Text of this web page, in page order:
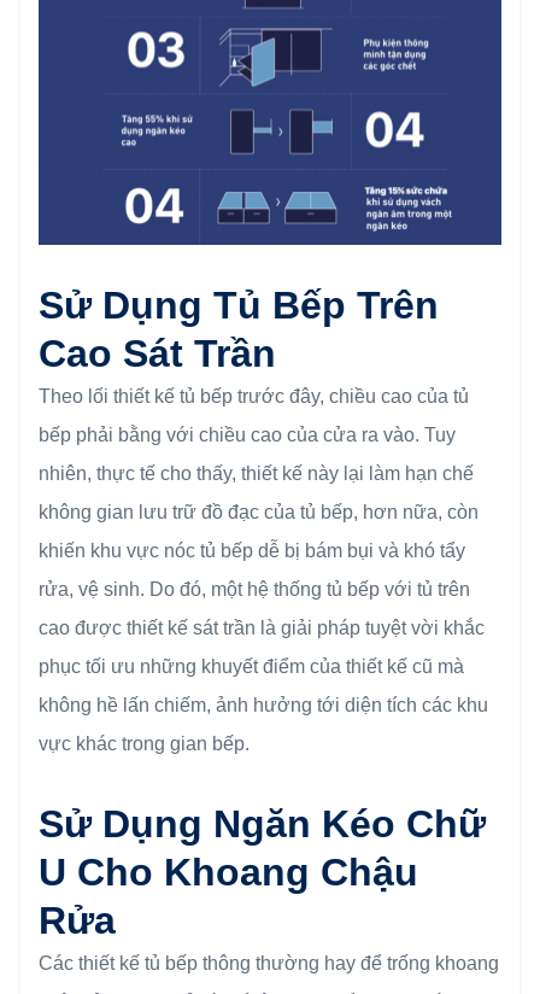
Sử Dụng Tủ Bếp Trên
Cao Sát Trần
Theo lối thiết kế tủ bếp trước đây, chiều cao của tủ
bếp phải bằng với chiều cao của cửa ra vào. Tuy
nhiên, thực tế cho thấy, thiết kế này lại làm hạn chế
không gian lưu trữ đồ đạc của tủ bếp, hơn nữa, còn
khiến khu vực nóc tủ bếp dễ bị bám bụi và khó tẩy
rửa, vệ sinh. Do đó, một hệ thống tủ bếp với tủ trên
cao được thiết kế sát trần là giải pháp tuyệt vời khắc
phục tối ưu những khuyết điểm của thiết kế cũ mà
không hề lấn chiếm, ảnh hưởng tới diện tích các khu
vực khác trong gian bếp.
Sử Dụng Ngăn Kéo Chữ
U Cho Khoang Chậu
Rửa
Các thiết kế tủ bếp thông thường hay để trống khoang